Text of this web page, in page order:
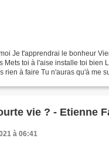
Je t'apprendrai le bonheur
Mets toi à l'aise installe toi bien
rien à faire Tu n'auras qu'à me
vie ? - Etienne
à 06:41